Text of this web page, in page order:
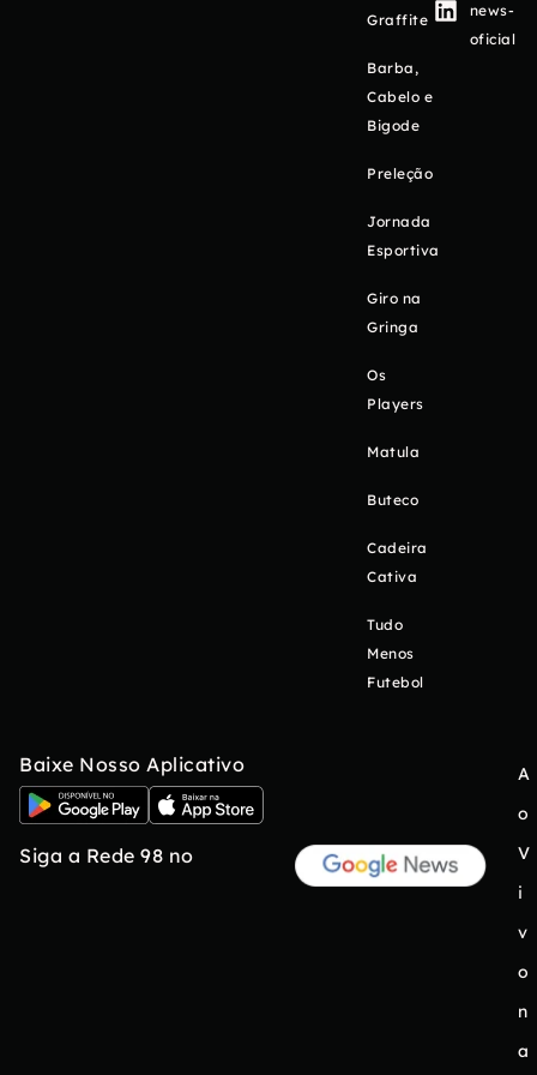
Graffite
Barba,
Cabelo e
Bigode
Preleção
Jornada
Esportiva
Giro na
Gringa
Os
Players
Matula
Buteco
Cadeira
Cativa
Tudo
Menos
Futebol
news-
oficial
Baixe Nosso Aplicativo
Siga a Rede 98 no
A
o
V
i
v
o
n
a